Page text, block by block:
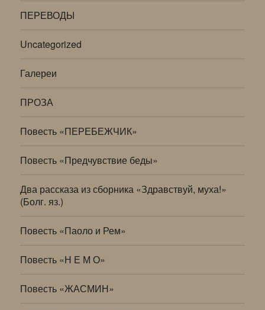
ПЕРЕВОДЫ
Uncategorized
Галереи
ПРОЗА
Повесть «ПЕРЕБЕЖЧИК»
Повесть «Предчувствие беды»
Два рассказа из сборника «Здравствуй, муха!»
(Болг. яз.)
Повесть «Паоло и Рем»
Повесть «Н Е М О»
Повесть «ЖАСМИН»